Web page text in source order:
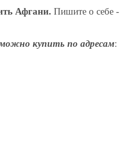
Афгани. Пишите о себе -
купить по адресам: